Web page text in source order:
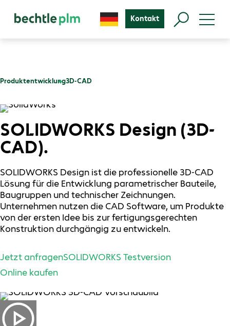
Kontakt
Produktentwicklung3D-CAD
SOLIDWORKS Design (3D-
CAD).
SOLIDWORKS Design ist die professionelle 3D-CAD
Lösung für die Entwicklung parametrischer Bauteile,
Baugruppen und technischer Zeichnungen.
Unternehmen nutzen die CAD Software, um Produkte
von der ersten Idee bis zur fertigungsgerechten
Konstruktion durchgängig zu entwickeln.
Jetzt anfragenSOLIDWORKS Testversion
Online kaufen